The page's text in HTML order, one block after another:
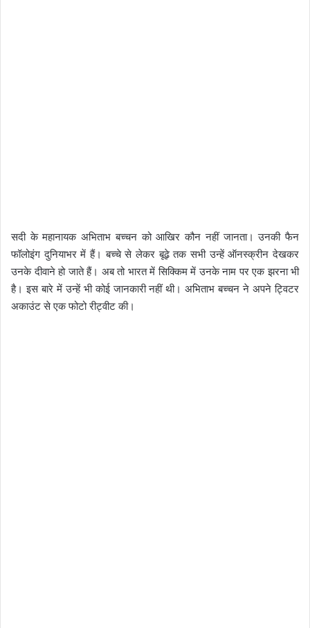
सदी के महानायक अभिताभ बच्चन को आखिर कौन नहीं जानता। उनकी फैन
फॉलोइंग दुनियाभर में हैं। बच्चे से लेकर बूढ़े तक सभी उन्हें ऑनस्क्रीन देखकर
उनके दीवाने हो जाते हैं। अब तो भारत में सिक्किम में उनके नाम पर एक झरना भी
है। इस बारे में उन्हें भी कोई जानकारी नहीं थी। अभिताभ बच्चन ने अपने ट्विटर
अकाउंट से एक फोटो रीट्वीट की।